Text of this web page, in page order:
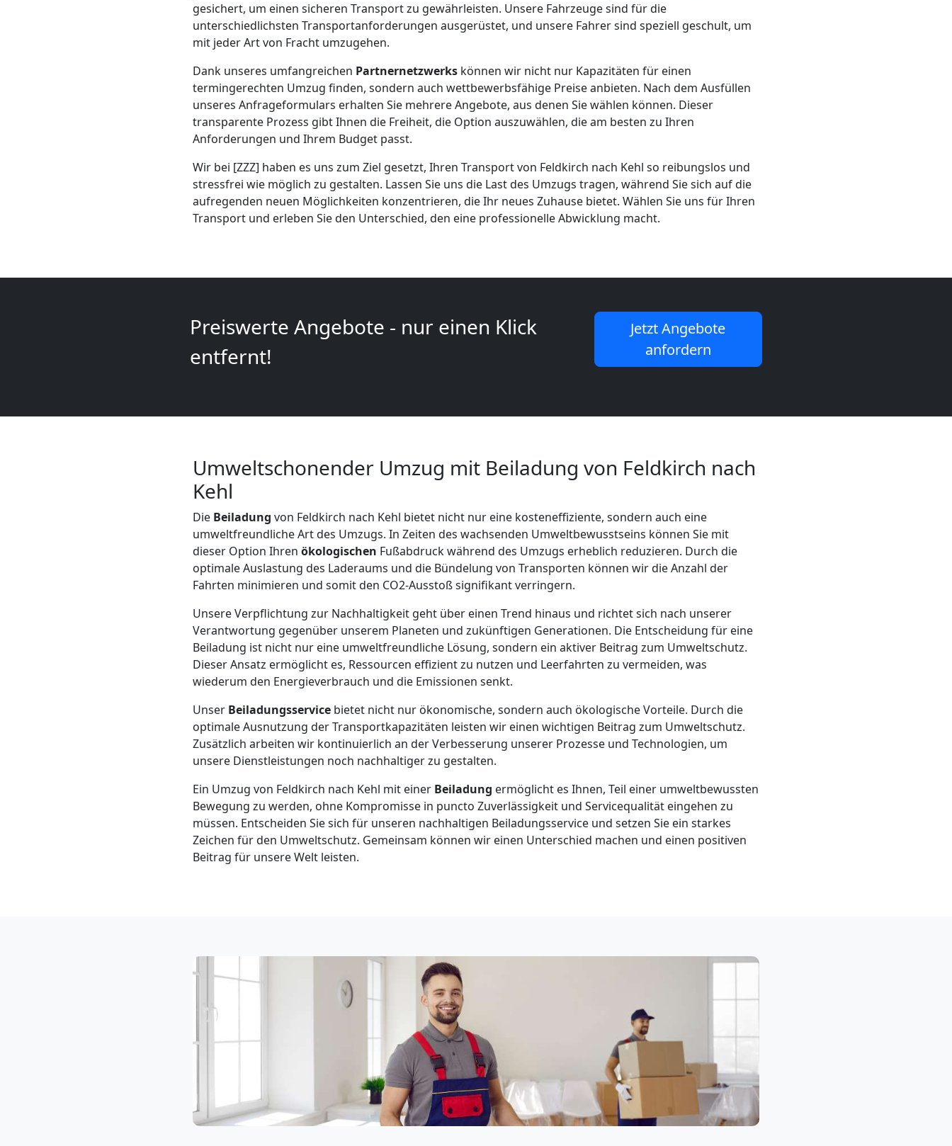
gesichert, um einen sicheren Transport zu gewährleisten. Unsere Fahrzeuge sind für die
unterschiedlichsten Transportanforderungen ausgerüstet, und unsere Fahrer sind speziell geschult, um
mit jeder Art von Fracht umzugehen.
Dank unseres umfangreichen Partnernetzwerks können wir nicht nur Kapazitäten für einen
termingerechten Umzug finden, sondern auch wettbewerbsfähige Preise anbieten. Nach dem Ausfüllen
unseres Anfrageformulars erhalten Sie mehrere Angebote, aus denen Sie wählen können. Dieser
transparente Prozess gibt Ihnen die Freiheit, die Option auszuwählen, die am besten zu Ihren
Anforderungen und Ihrem Budget passt.
Wir bei [ZZZ] haben es uns zum Ziel gesetzt, Ihren Transport von Feldkirch nach Kehl so reibungslos und
stressfrei wie möglich zu gestalten. Lassen Sie uns die Last des Umzugs tragen, während Sie sich auf die
aufregenden neuen Möglichkeiten konzentrieren, die Ihr neues Zuhause bietet. Wählen Sie uns für Ihren
Transport und erleben Sie den Unterschied, den eine professionelle Abwicklung macht.
Preiswerte Angebote - nur einen Klick
entfernt!
Jetzt Angebote
anfordern
Umweltschonender Umzug mit Beiladung von Feldkirch nach
Kehl
Die Beiladung von Feldkirch nach Kehl bietet nicht nur eine kosteneffiziente, sondern auch eine
umweltfreundliche Art des Umzugs. In Zeiten des wachsenden Umweltbewusstseins können Sie mit
dieser Option Ihren ökologischen Fußabdruck während des Umzugs erheblich reduzieren. Durch die
optimale Auslastung des Laderaums und die Bündelung von Transporten können wir die Anzahl der
Fahrten minimieren und somit den CO2-Ausstoß signifikant verringern.
Unsere Verpflichtung zur Nachhaltigkeit geht über einen Trend hinaus und richtet sich nach unserer
Verantwortung gegenüber unserem Planeten und zukünftigen Generationen. Die Entscheidung für eine
Beiladung ist nicht nur eine umweltfreundliche Lösung, sondern ein aktiver Beitrag zum Umweltschutz.
Dieser Ansatz ermöglicht es, Ressourcen effizient zu nutzen und Leerfahrten zu vermeiden, was
wiederum den Energieverbrauch und die Emissionen senkt.
Unser Beiladungsservice bietet nicht nur ökonomische, sondern auch ökologische Vorteile. Durch die
optimale Ausnutzung der Transportkapazitäten leisten wir einen wichtigen Beitrag zum Umweltschutz.
Zusätzlich arbeiten wir kontinuierlich an der Verbesserung unserer Prozesse und Technologien, um
unsere Dienstleistungen noch nachhaltiger zu gestalten.
Ein Umzug von Feldkirch nach Kehl mit einer Beiladung ermöglicht es Ihnen, Teil einer umweltbewussten
Bewegung zu werden, ohne Kompromisse in puncto Zuverlässigkeit und Servicequalität eingehen zu
müssen. Entscheiden Sie sich für unseren nachhaltigen Beiladungsservice und setzen Sie ein starkes
Zeichen für den Umweltschutz. Gemeinsam können wir einen Unterschied machen und einen positiven
Beitrag für unsere Welt leisten.
Umzug
Klaviertransport